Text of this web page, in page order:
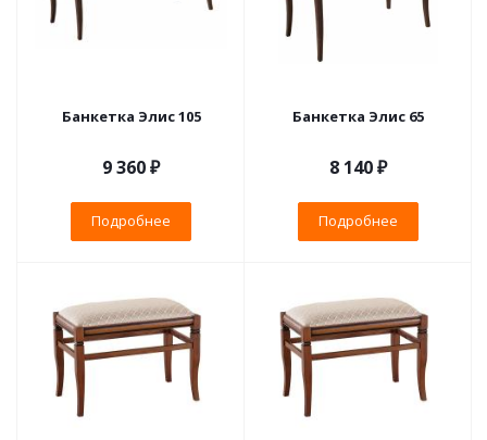
Банкетка Элис 105
9 360 ₽
Подробнее
Банкетка Элис 65
8 140 ₽
Подробнее